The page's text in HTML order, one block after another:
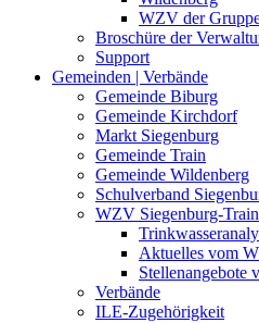
WZV der
Broschüre der
Support
Gemeinden | Verbände
Gemeinde Biburg
Gemeinde Kirchdorf
Markt Siegenburg
Gemeinde Train
Gemeinde Wildenberg
Schulverband
WZV Siegenburg-Train
Aktuelles vom
Stellenangebote
Verbände
ILE-Zugehörigkeit